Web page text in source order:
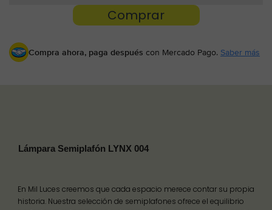
Compra ahora, paga después con Mercado Pago. Saber más
Lámpara Semiplafón LYNX 004
En Mil Luces creemos que cada espacio merece contar su propia
historia. Nuestra selección de semiplafones ofrece el equilibrio